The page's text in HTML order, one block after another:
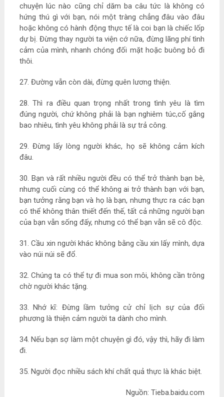
chuyện lúc nào cũng chỉ dăm ba câu tức là không có
hứng thú gì với bạn, nói một tràng chẳng đâu vào đâu
hoặc không có hành động thực tế là coi bạn là chiếc lốp
dự bị. Đừng thay người ta viện cớ nữa, đừng lãng phí tình
cảm của mình, nhanh chóng đối mặt hoặc buông bỏ đi
thôi.
27. Đường vẫn còn dài, đừng quên lương thiện.
28. Thì ra điều quan trọng nhất trong tình yêu là tìm
đúng người, chứ không phải là bạn nghiêm túc,cố gắng
bao nhiêu, tình yêu không phải là sự trả công.
29. Đừng lấy lòng người khác, họ sẽ không cảm kích
đâu.
30. Bạn và rất nhiều người đều có thể trở thành bạn bè,
nhưng cuối cùng có thể không ai trở thành bạn với bạn,
bạn tưởng rằng bạn và họ là bạn, nhưng thực ra các bạn
có thể không thân thiết đến thế, tất cả những người bạn
của bạn vẫn sống đấy, nhưng có thể bạn vẫn sẽ cô độc.
31. Cầu xin người khác không bằng cầu xin lấy mình, dựa
vào núi núi sẽ đổ.
32. Chúng ta có thể tự đi mua son môi, không cần trông
chờ người khác tặng.
33. Nhớ kĩ: Đừng lầm tưởng cử chỉ lịch sự của đối
phương là thiện cảm người ta dành cho mình.
34. Nếu bạn sợ làm một chuyện gì đó, vậy thì, hãy đi làm
đi.
35. Người đọc nhiều sách khí chất quả thực là khác biệt.
Nguồn: Tieba.baidu.com